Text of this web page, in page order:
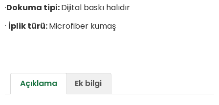
·Dokuma tipi:Dijital baskı halıdır
· İplik türü:Microfiber kumaş
Açıklama Ek bilgi